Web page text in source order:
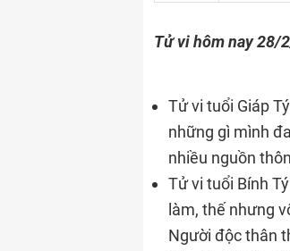
Tử vi hôm nay 28/
Tử vi tuổi Giáp
những gì mình
nhiều nguồn
Tử vi tuổi Bính
làm, thế nhưng
Người độc thân